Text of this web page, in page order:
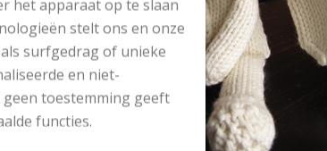
het apparaat op te slaan
stelt ons en onze
surfgedrag of unieke
en niet-
toestemming geeft
functies.